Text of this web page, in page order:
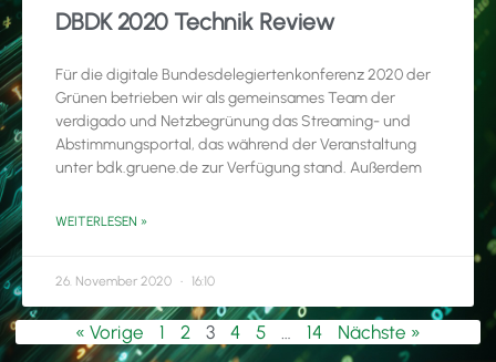
DBDK 2020 Technik Review
Für die digitale Bundesdelegiertenkonferenz 2020 der
Grünen betrieben wir als gemeinsames Team der
verdigado und Netzbegrünung das Streaming- und
Abstimmungsportal, das während der Veranstaltung
unter bdk.gruene.de zur Verfügung stand. Außerdem
WEITERLESEN »
26. November 2020 16:10
« Vorige 1 2 3 4 5 14 Nächste »